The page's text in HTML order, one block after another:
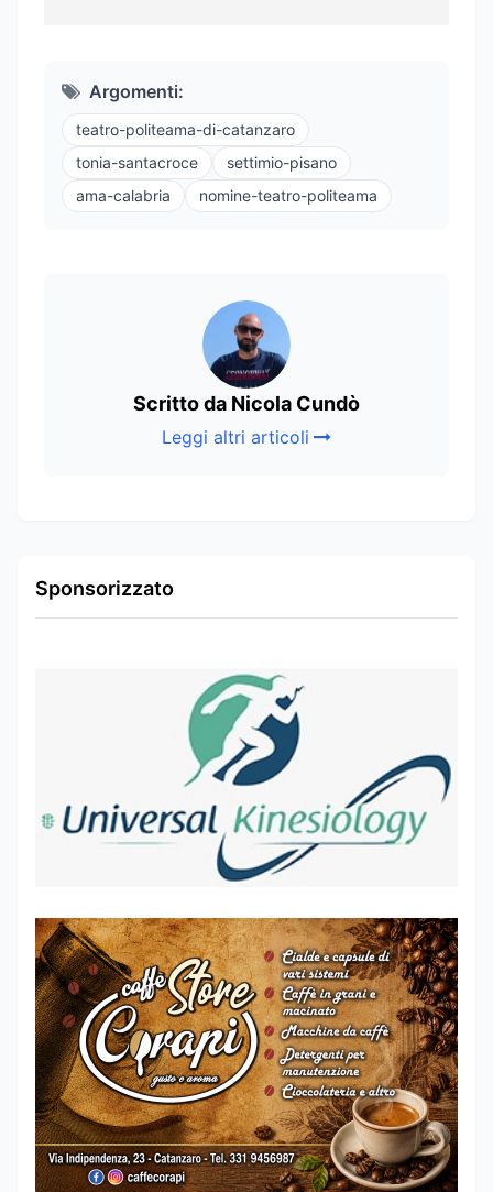
Argomenti:
teatro-politeama-di-catanzaro
tonia-santacroce
settimio-pisano
ama-calabria
nomine-teatro-politeama
Scritto da Nicola Cundò
Leggi altri articoli
Sponsorizzato